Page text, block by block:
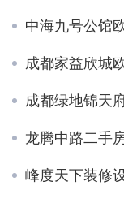
中海九号公馆
成都家益欣城
成都绿地锦天
龙腾中路二手
峰度天下装修